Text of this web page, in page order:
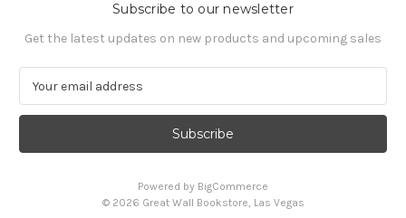
Subscribe to our newsletter
Get the latest updates on new products and upcoming sales
a
l
Powered by BigCommerce
© 2026 Great Wall Bookstore, Las Vegas